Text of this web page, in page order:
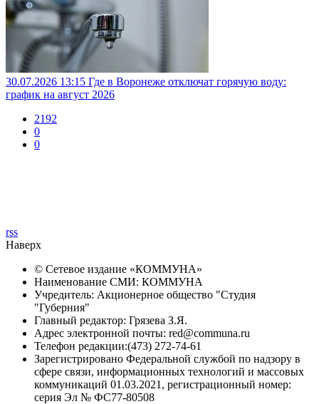
30.07.2026 13:15 Где в Воронеже отключат горячую воду:
график на август 2026
2192
0
0
rss
Наверх
© Сетевое издание «КОММУНА»
Наименование СМИ: КОММУНА
Учредитель: Акционерное общество "Студия
"Губерния"
Главный редактор: Грязева З.Я.
Адрес электронной почты: red@communa.ru
Телефон редакции:(473) 272-74-61
Зарегистрировано Федеральной службой по надзору в
сфере связи, информационных технологий и массовых
коммуникаций 01.03.2021, регистрационный номер:
серия Эл № ФС77-80508